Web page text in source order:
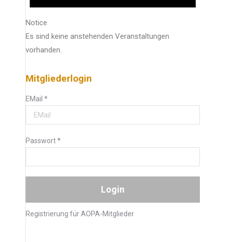
Notice
Es sind keine anstehenden Veranstaltungen
vorhanden.
Mitgliederlogin
EMail *
Passwort*
Registrierung für AOPA-Mitglieder